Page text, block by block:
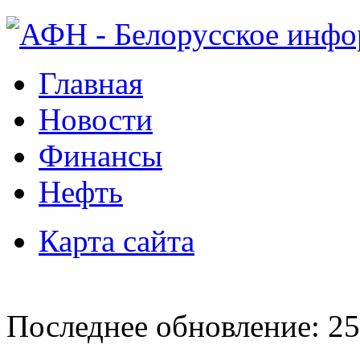
Главная
Новости
Финансы
Нефть
Карта сайта
Последнее обновление: